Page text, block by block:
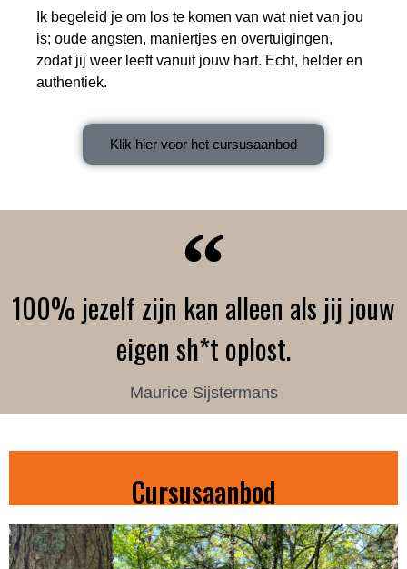
Ik begeleid je om los te komen van wat niet van jou
is; oude angsten, maniertjes en overtuigingen,
zodat jij weer leeft vanuit jouw hart. Echt, helder en
authentiek.
Klik hier voor het cursusaanbod
100% jezelf zijn kan alleen als jij jouw
eigen sh*t oplost.
Maurice Sijstermans
Cursusaanbod